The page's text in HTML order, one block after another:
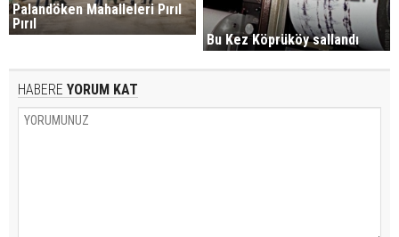
Palandöken Mahalleleri Pırıl
Pırıl
Bu Kez Köprüköy sallandı
HABERE YORUM KAT